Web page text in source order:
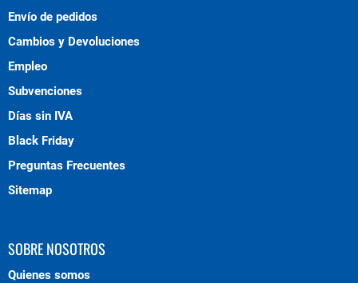
Envío de pedidos
Cambios y Devoluciones
Empleo
Subvenciones
Días sin IVA
Black Friday
Preguntas Frecuentes
Sitemap
SOBRE NOSOTROS
Quienes somos